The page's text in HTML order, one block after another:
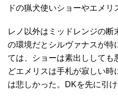
ドの猟犬使いショーやエメリ
レノ以外はミッドレンジの
の環境だとシルヴァナスが特
ては、ショーは素出ししても
どエメリスは手札が寂しい時
は悲しかった。DKを先に引け